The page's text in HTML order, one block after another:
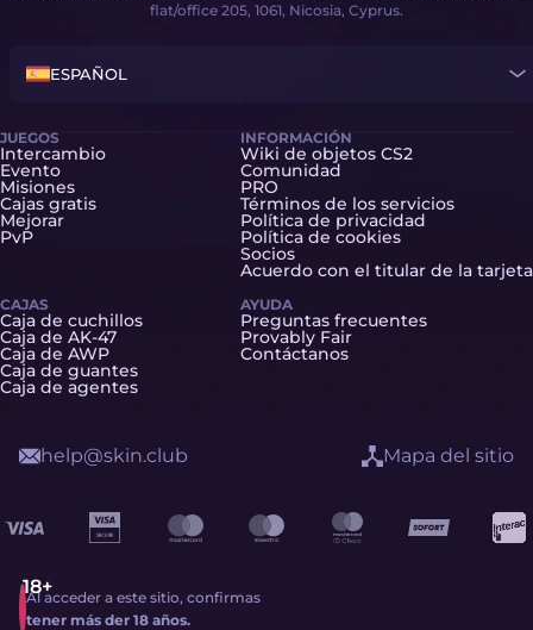
flat/office 205, 1061, Nicosia, Cyprus.
ESPAÑOL
JUEGOS
Intercambio
Evento
Misiones
Cajas gratis
Mejorar
PvP
CAJAS
Caja de cuchillos
Caja de AK-47
Caja de AWP
Caja de guantes
Caja de agentes
INFORMACIÓN
Wiki de objetos CS2
Comunidad
PRO
Términos de los servicios
Política de privacidad
Política de cookies
Socios
Acuerdo con el titular de la tarjeta
AYUDA
Preguntas frecuentes
Provably Fair
Contáctanos
Al acceder a este sitio, confirmas
tener más der 18 años.
help@skin.club Mapa del sitio